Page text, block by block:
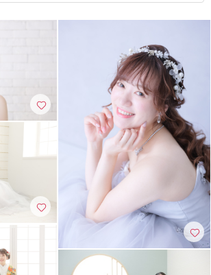
マタニティフォト
衣装追加無料
ウエディング